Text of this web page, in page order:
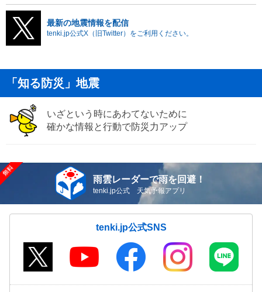
最新の地震情報を配信
tenki.jp公式X（旧Twitter）をご利用ください。
「知る防災」地震
いざという時にあわてないために
確かな情報と行動で防災力アップ
雨雲レーダーで雨を回避！
tenki.jp公式 天気予報アプリ
tenki.jp公式SNS